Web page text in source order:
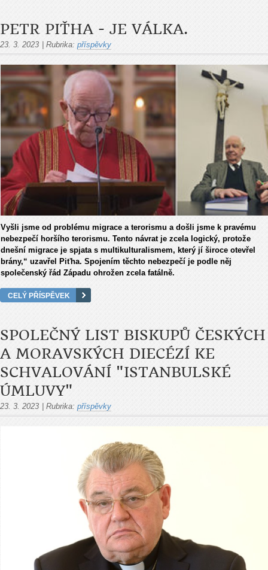
PETR PIŤHA - JE VÁLKA.
23. 3. 2023 Rubrika: příspěvky
Vyšli jsme od problému migrace a terorismu a došli jsme k pravému
nebezpečí horšího terorismu. Tento návrat je zcela logický, protože
dnešní migrace je spjata s multikulturalismem, který jí široce otevřel
brány,“ uzavřel Piťha. Spojením těchto nebezpečí je podle něj
společenský řád Západu ohrožen zcela fatálně.
CELÝ PŘÍSPĚVEK
SPOLEČNÝ LIST BISKUPŮ ČESKÝCH
A MORAVSKÝCH DIECÉZÍ KE
SCHVALOVÁNÍ "ISTANBULSKÉ
ÚMLUVY"
23. 3. 2023 Rubrika: příspěvky